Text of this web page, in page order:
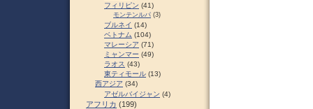
フィリピン (41)
モンテンルパ (3)
ブルネイ (14)
ベトナム (104)
マレーシア (71)
ミャンマー (49)
ラオス (43)
東ティモール (13)
西アジア (34)
アゼルバイジャン (4)
アフリカ (199)